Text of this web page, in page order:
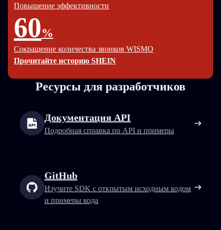
Повышение эффективности
60%
Сокращение количества звонков WISMO
Прочитайте историю SHEIN
Ресурсы для разработчиков
Документация API
Подробная справка по API и примеры
GitHub
Изучите SDK с открытым исходным кодом
и примеры кода